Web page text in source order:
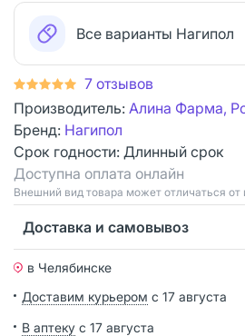
Все варианты Нагипол
7 отзывов
Производитель: Алина Фарма,
Бренд: Нагипол
Срок годности: Длинный срок
Доступна оплата онлайн
Bнешний вид товара может отличаться от
Доставка и самовывоз
в Челябинске
Доставим курьером с 17 августа
В аптеку с 17 августа